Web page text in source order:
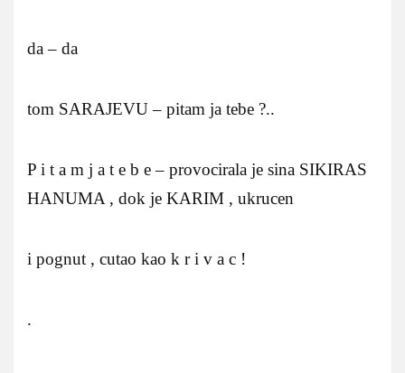
da – da
tom SARAJEVU – pitam ja tebe ?..
P i t a m j a t e b e – provocirala je sina SIKIRAS
HANUMA , dok je KARIM , ukrucen
i pognut , cutao kao k r i v a c !
.